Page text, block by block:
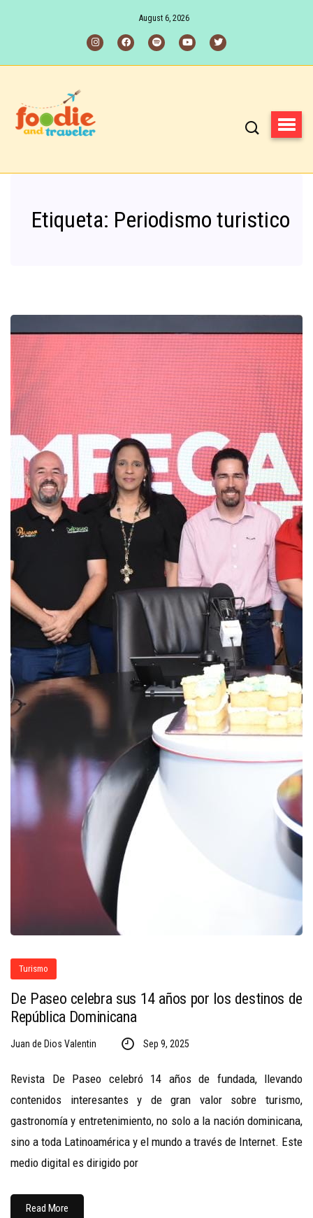
August 6, 2026
Etiqueta: Periodismo turistico
Turismo
De Paseo celebra sus 14 años por los destinos de
República Dominicana
Juan de Dios Valentin Sep 9, 2025
Revista De Paseo celebró 14 años de fundada, llevando
contenidos interesantes y de gran valor sobre turismo,
gastronomía y entretenimiento, no solo a la nación dominicana,
sino a toda Latinoamérica y el mundo a través de Internet. Este
medio digital es dirigido por
Read More